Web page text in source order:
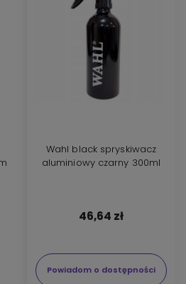
Wahl black spryskiwacz
aluminiowy czarny 300ml
46,64 zł
Powiadom o dostępności